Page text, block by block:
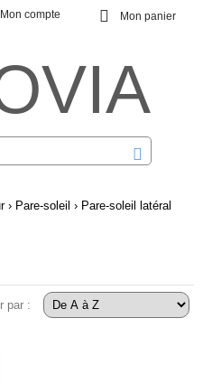
Mon compte Mon panier
› Pare-soleil › Pare-soleil latéral
par :